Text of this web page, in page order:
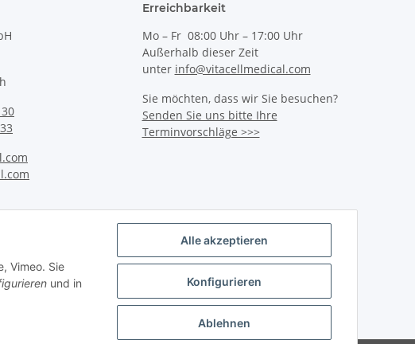
Alle akzeptieren
Konfigurieren
Ablehnen
Vimeo. Sie
und in
Erreichbarkeit
Mo – Fr 08:00 Uhr – 17:00 Uhr
Außerhalb dieser Zeit
unter info@vitacellmedical.com
Sie möchten, dass wir Sie besuchen?
Senden Sie uns bitte Ihre
Terminvorschläge >>>